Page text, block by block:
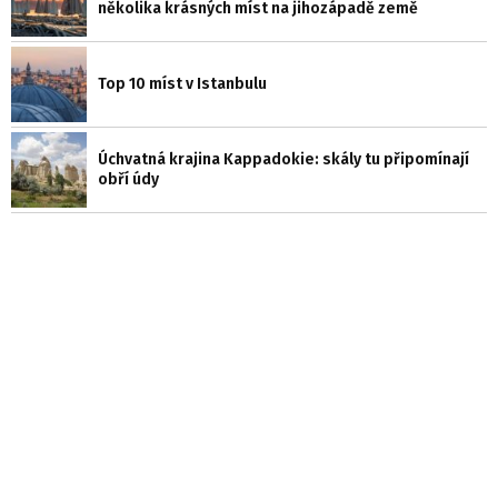
několika krásných míst na jihozápadě země
Top 10 míst v Istanbulu
Úchvatná krajina Kappadokie: skály tu připomínají
obří údy